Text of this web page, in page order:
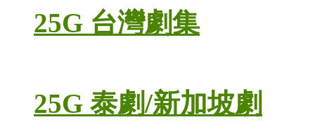
25G 台灣劇集
25G 泰劇/新加坡劇